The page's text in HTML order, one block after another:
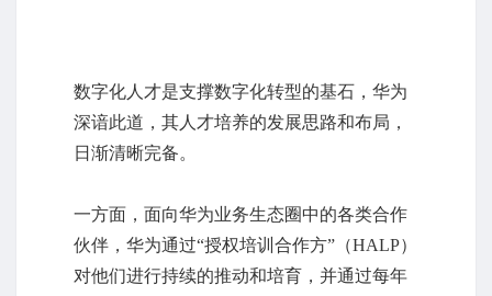
数字化人才是支撑数字化转型的基石，华为
深谙此道，其人才培养的发展思路和布局，
日渐清晰完备。
一方面，面向华为业务生态圈中的各类合作
伙伴，华为通过“授权培训合作方”（HALP）
对他们进行持续的推动和培育，并通过每年